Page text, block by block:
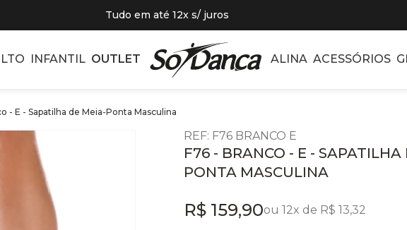
Tudo em até 12x s/ juros
INFANTIL OUTLET ALINA ACESSÓRIOS
- E - Sapatilha de Meia-Ponta Masculina
REF: F76 BRANCO E
F76 - BRANCO - E - SAPATILHA
PONTA MASCULINA
R$ 159,90ou 12x de R$ 13,32